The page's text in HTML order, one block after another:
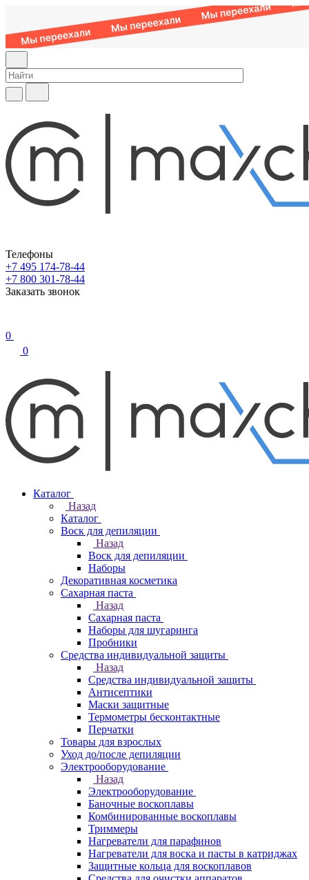
Телефоны
+7 495 174-78-44
+7 800 301-78-44
Заказать звонок
0
0
Каталог
Назад
Каталог
Воск для депиляции
Назад
Воск для депиляции
Наборы
Декоративная косметика
Сахарная паста
Назад
Сахарная паста
Наборы для шугаринга
Пробники
Средства индивидуальной защиты
Назад
Средства индивидуальной защиты
Антисептики
Маски защитные
Термометры бесконтактные
Перчатки
Товары для взрослых
Уход до/после депиляции
Электрооборудование
Назад
Электрооборудование
Баночные воскоплавы
Комбинированные воскоплавы
Триммеры
Нагреватели для парафинов
Нагреватели для воска и пасты в катриджах
Защитные кольца для воскоплавов